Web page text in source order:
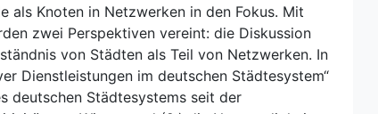
als Knoten in Netzwerken in den Fokus. Mit
zwei Perspektiven vereint: die Diskussion
von Städten als Teil von Netzwerken. In
Dienstleistungen im deutschen Städtesystem“
deutschen Städtesystems seit der